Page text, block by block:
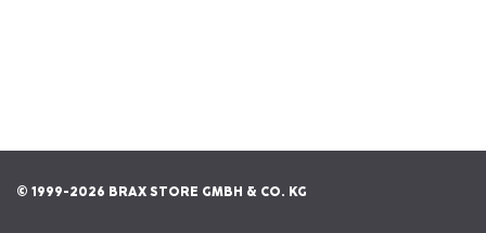
© 1999-2026 BRAX STORE GMBH & CO. KG